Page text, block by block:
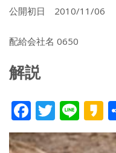
公開初日 2010/11/06
配給会社名 0650
解説
F
ac
T
w
Li
n
K
a